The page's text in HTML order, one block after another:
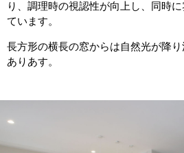
り、調理時の視認性が向上し、同時
ています。
長方形の横長の窓からは自然光が降
ありあす。